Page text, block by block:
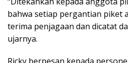
bahwa setiap pergantian piket
terima penjagaan dan dicatat
ujarnya.